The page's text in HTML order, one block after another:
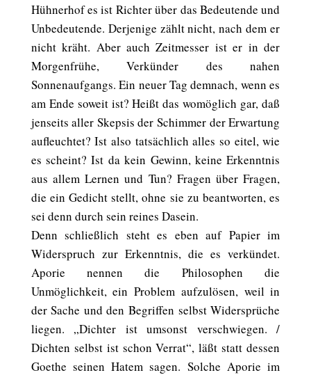
Hühnerhof es ist Richter über das Bedeutende und
Unbedeutende. Derjenige zählt nicht, nach dem er
nicht kräht. Aber auch Zeitmesser ist er in der
Morgenfrühe, Verkünder des nahen
Sonnenaufgangs. Ein neuer Tag demnach, wenn es
am Ende soweit ist? Heißt das womöglich gar, daß
jenseits aller Skepsis der Schimmer der Erwartung
aufleuchtet? Ist also tatsächlich alles so eitel, wie
es scheint? Ist da kein Gewinn, keine Erkenntnis
aus allem Lernen und Tun? Fragen über Fragen,
die ein Gedicht stellt, ohne sie zu beantworten, es
sei denn durch sein reines Dasein.
Denn schließlich steht es eben auf Papier im
Widerspruch zur Erkenntnis, die es verkündet.
Aporie nennen die Philosophen die
Unmöglichkeit, ein Problem aufzulösen, weil in
der Sache und den Begriffen selbst Widersprüche
liegen. „Dichter ist umsonst verschwiegen. /
Dichten selbst ist schon Verrat“, läßt statt dessen
Goethe seinen Hatem sagen. Solche Aporie im